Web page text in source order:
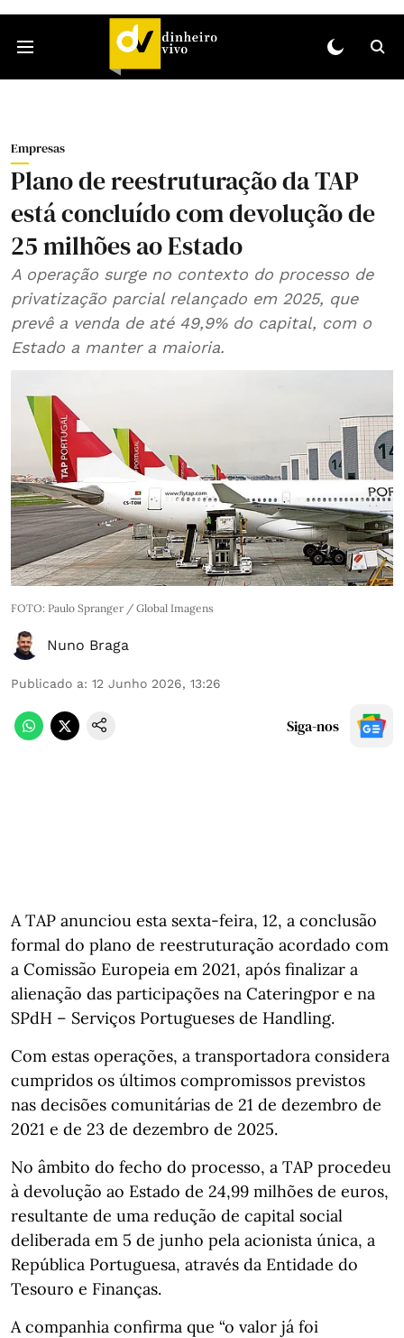
Empresas
Plano de reestruturação da TAP
está concluído com devolução de
25 milhões ao Estado
A operação surge no contexto do processo de
privatização parcial relançado em 2025, que
prevê a venda de até 49,9% do capital, com o
Estado a manter a maioria.
FOTO: Paulo Spranger / Global Imagens
Nuno Braga
Publicado a: 12 Junho 2026, 13:26
Siga-nos
A TAP anunciou esta sexta-feira, 12, a conclusão
formal do plano de reestruturação acordado com
a Comissão Europeia em 2021, após finalizar a
alienação das participações na Cateringpor e na
SPdH – Serviços Portugueses de Handling.
Com estas operações, a transportadora considera
cumpridos os últimos compromissos previstos
nas decisões comunitárias de 21 de dezembro de
2021 e de 23 de dezembro de 2025.
No âmbito do fecho do processo, a TAP procedeu
à devolução ao Estado de 24,99 milhões de euros,
resultante de uma redução de capital social
deliberada em 5 de junho pela acionista única, a
República Portuguesa, através da Entidade do
Tesouro e Finanças.
A companhia confirma que “o valor já foi